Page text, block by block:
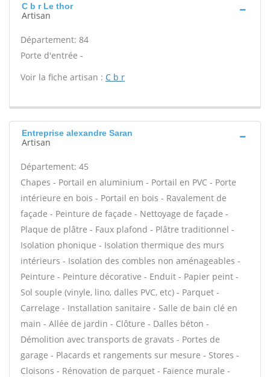
C b r Le thor
Artisan
Département: 84
Porte d'entrée -
Voir la fiche artisan : C b r
Entreprise alexandre Saran
Artisan
Département: 45
Chapes - Portail en aluminium - Portail en PVC - Porte
intérieure en bois - Portail en bois - Ravalement de
façade - Peinture de façade - Nettoyage de façade -
Plaque de plâtre - Faux plafond - Plâtre traditionnel -
Isolation phonique - Isolation thermique des murs
intérieurs - Isolation des combles non aménageables -
Peinture - Peinture décorative - Enduit - Papier peint -
Sol souple (vinyle, lino, dalles PVC, etc) - Parquet -
Carrelage - Installation sanitaire - Salle de bain clé en
main - Allée de jardin - Clôture - Dalles béton -
Démolition avec transports de gravats - Portes de
garage - Placards et rangements sur mesure - Stores -
Cloisons - Rénovation de parquet - Faïence murale -